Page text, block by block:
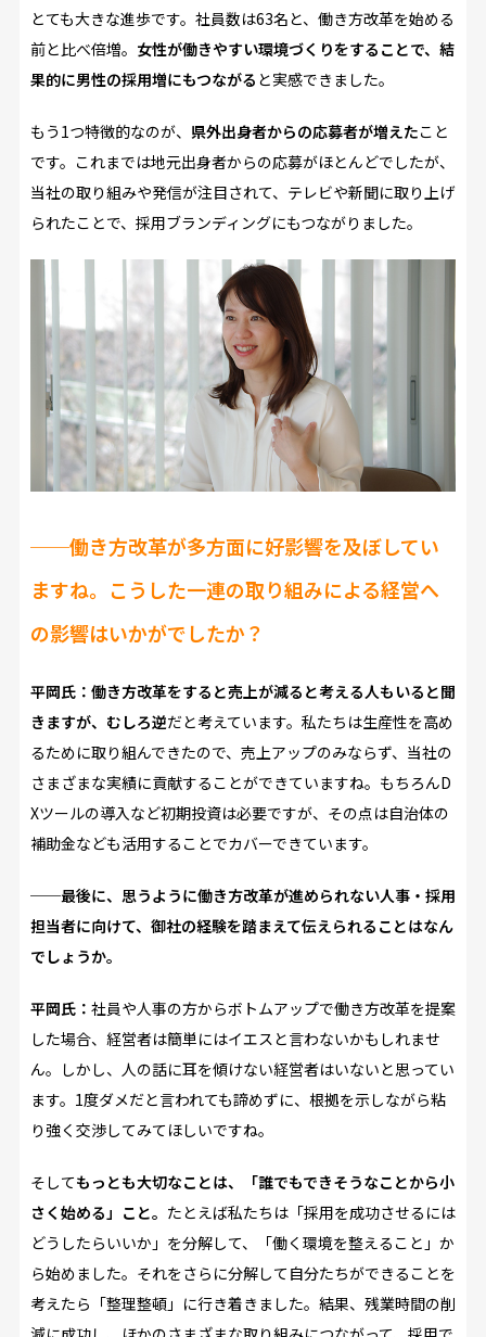
とても大きな進歩です。社員数は63名と、働き方改革を始める
前と比べ倍増。 女性が働きやすい環境づくりをすることで、結
果的に男性の採用増にもつながる と実感できました。
もう1つ特徴的なのが、 県外出身者からの応募者が増えたこと
です。これまでは地元出身者からの応募がほとんどでしたが、
当社の取り組みや発信が注目されて、テレビや新聞に取り上げ
られたことで、採用ブランディングにもつながりました。
──働き方改革が多方面に好影響を及ぼしてい
ますね。こうした一連の取り組みによる経営へ
の影響はいかがでしたか？
平岡氏：働き方改革をすると売上が減ると考える人もいると聞
きますが、むしろ逆だと考えています。私たちは生産性を高め
るために取り組んできたので、売上アップのみならず、当社の
さまざまな実績に貢献することができていますね。もちろんD
Xツールの導入など初期投資は必要ですが、その点は自治体の
補助金なども活用することでカバーできています。
──最後に、思うように働き方改革が進められない人事・採用
担当者に向けて、御社の経験を踏まえて伝えられることはなん
でしょうか。
平岡氏： 社員や人事の方からボトムアップで働き方改革を提案
した場合、経営者は簡単にはイエスと言わないかもしれませ
ん。しかし、人の話に耳を傾けない経営者はいないと思ってい
ます。1度ダメだと言われても諦めずに、根拠を示しながら粘
り強く交渉してみてほしいですね。
そしてもっとも大切なことは、「誰でもできそうなことから小
さく始める」こと。 たとえば私たちは「採用を成功させるには
どうしたらいいか」を分解して、「働く環境を整えること」か
ら始めました。それをさらに分解して自分たちができることを
考えたら「整理整頓」に行き着きました。結果、残業時間の削